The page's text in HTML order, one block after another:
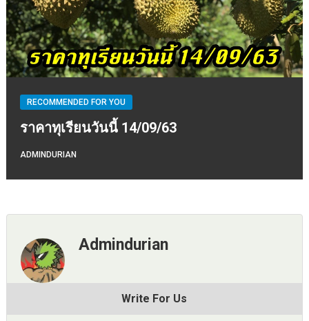
RECOMMENDED FOR YOU
ราคาทุเรียนวันนี้ 14/09/63
ADMINDURIAN
Admindurian
Write For Us